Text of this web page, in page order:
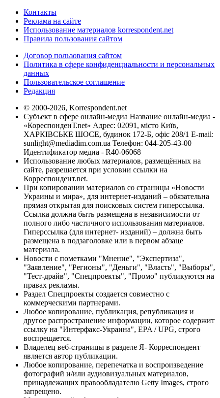
Контакты
Реклама на сайте
Использование материалов korrespondent.net
Правила пользования сайтом
Договор пользования сайтом
Политика в сфере конфиденциальности и персональных
данных
Пользовательское соглашение
Редакция
© 2000-2026, Korrespondent.net
Субъект в сфере онлайн-медиа Название онлайн-медиа -
«КореспонденТ.net» Адрес: 02091, місто Київ,
ХАРКІВСЬКЕ ШОСЕ, будинок 172-Б, офіс 208/1 E-mail:
sunlight@mediadim.com.ua Телефон: 044-205-43-00
Идентификатор медиа - R40-06068
Использование любых материалов, размещённых на
сайте, разрешается при условии ссылки на
Корреспондент.net.
При копировании материалов со страницы «Новости
Украины и мира», для интернет-изданий – обязательна
прямая открытая для поисковых систем гиперссылка.
Ссылка должна быть размещена в независимости от
полного либо частичного использования материалов.
Гиперссылка (для интернет- изданий) – должна быть
размещена в подзаголовке или в первом абзаце
материала.
Новости с пометками "Мнение", "Экспертиза",
"Заявление", "Регионы", "Деньги", "Власть", "Выборы",
"Тест-драйв", "Спецпроекты", "Промо" публикуются на
правах рекламы.
Раздел Спецпроекты создается совместно с
коммерческими партнерами.
Любое копирование, публикация, републикация и
другое распространение информации, которое содержит
ссылку на "Интерфакс-Украина", EPA / UPG, строго
воспрещается.
Владелец веб-страницы в разделе Я- Корреспондент
является автор публикации.
Любое копирование, перепечатка и воспроизведение
фотографий и/или аудиовизуальных материалов,
принадлежащих правообладателю Getty Images, строго
запрещено.